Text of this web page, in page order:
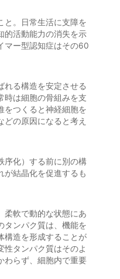
と。日常生活に支障を
的活動能力の消失を示
マー型認知症はその60
れる構造を安定させる
時は細胞の骨組みを支
をつくると神経細胞を
の原因になると考え
序化）する前に別の構
が結晶化を促進するも
柔軟で動的な状態にあ
タンパク質は、機能を
構造を形成することが
性タンパク質はそのよ
わらず、細胞内で重要